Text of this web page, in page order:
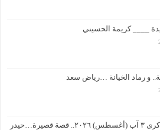
____ كريمة الحسيني
و رماد الخيانة …رياض سعد
بغضُ مِنْ ذكرى ٣ آب (أغسطس) ٢٠٢٦.. قصة قصيرة…حيدر